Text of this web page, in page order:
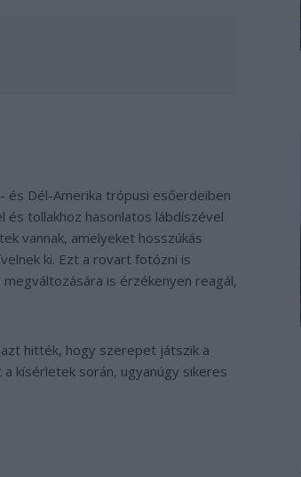
és Dél-Amerika trópusi esőerdeiben
és tollakhoz hasonlatos lábdíszével
vannak, amelyeket hosszúkás
ki. Ezt a rovart fotózni is
is érzékenyen reagál,
hitték, hogy szerepet játszik a
kísérletek során, ugyanúgy sikeres